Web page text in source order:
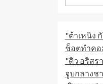
"ต้าเหนิง
ช็อตทำคอ
"ดิว อริสร
จูบกลางช